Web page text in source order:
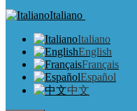
Italiano
Italiano
English
Français
Español
中文